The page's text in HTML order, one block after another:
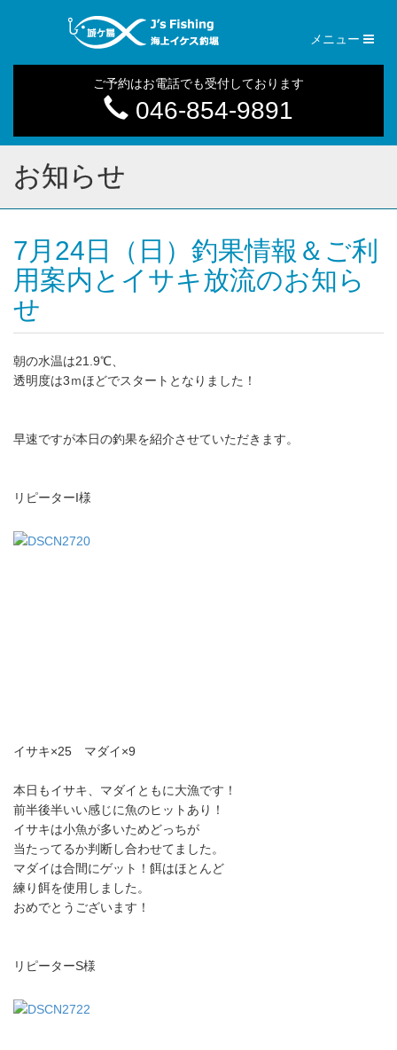
メニュー
ご予約はお電話でも受付しております
046-854-9891
お知らせ
7月24日（日）釣果情報＆ご利
用案内とイサキ放流のお知ら
せ
朝の水温は21.9℃、
透明度は3ｍほどでスタートとなりました！
早速ですが本日の釣果を紹介させていただきます。
リピーターI様
イサキ×25 マダイ×9
本日もイサキ、マダイともに大漁です！
前半後半いい感じに魚のヒットあり！
イサキは小魚が多いためどっちが
当たってるか判断し合わせてました。
マダイは合間にゲット！餌はほとんど
練り餌を使用しました。
おめでとうございます！
リピーターS様